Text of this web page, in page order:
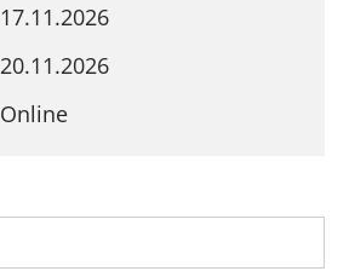
17.11.2026
20.11.2026
Online